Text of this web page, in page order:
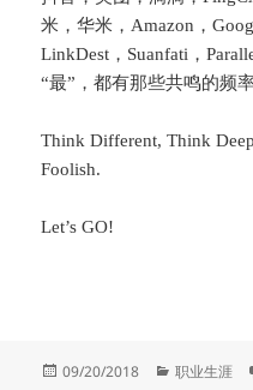
米，华米，Amazon，
LinkDest，Suanfati，
“最”，都有那些共鸣的频
Think Different, Think
Foolish.
Let’s GO!
发
09/20/2018
分
职业生涯